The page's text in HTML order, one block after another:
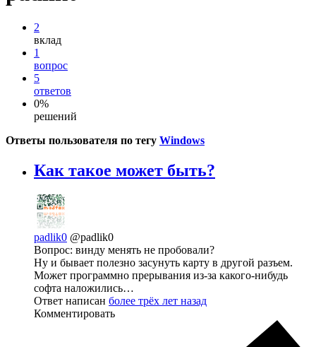
2
вклад
1
вопрос
5
ответов
0%
решений
Ответы пользователя по тегу Windows
Как такое может быть?
padlik0 @padlik0
Вопрос: винду менять не пробовали?
Ну и бывает полезно засунуть карту в другой разъем.
Может программно прерывания из-за какого-нибудь
софта наложились…
Ответ написан более трёх лет назад
Комментировать